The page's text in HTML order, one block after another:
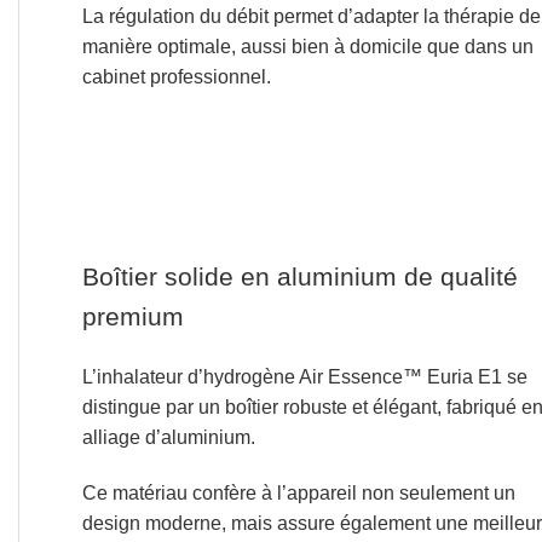
La régulation du débit permet d’adapter la thérapie de
manière optimale, aussi bien à domicile que dans un
cabinet professionnel.
Boîtier solide en aluminium de qualité
premium
L’inhalateur d’hydrogène Air Essence™ Euria E1 se
distingue par un boîtier robusteet élégant, fabriqué
alliage d’aluminium.
Ce matériau confère à l’appareil non seulement un
design moderne, mais assure également une